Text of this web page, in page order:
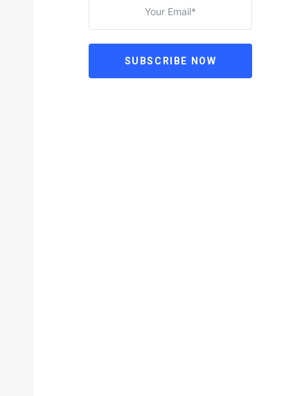
SUBSCRIBE NOW